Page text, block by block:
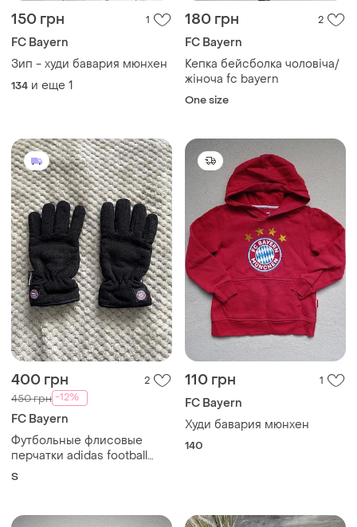
150 грн 1
FC Bayern
Зип - худи бавария мюнхен
134 и еще 1
180 грн 2
FC Bayern
Кепка бейсболка чоловіча/
жіноча fc bayern
One size
400 грн 2
450 грн -12%
FC Bayern
Футбольные флисовые
перчатки adidas football
бавария мюнхен
nike спортивные
S
110 грн 1
FC Bayern
Худи бавария мюнхен
140